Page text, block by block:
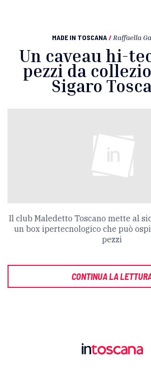
MADE IN TOSCANA / Raffaella
Un caveau hi-
pezzi da
Sigaro
Il club Maledetto Toscano mette al
un box ipertecnologico che può
pezzi
CONTINUA LA